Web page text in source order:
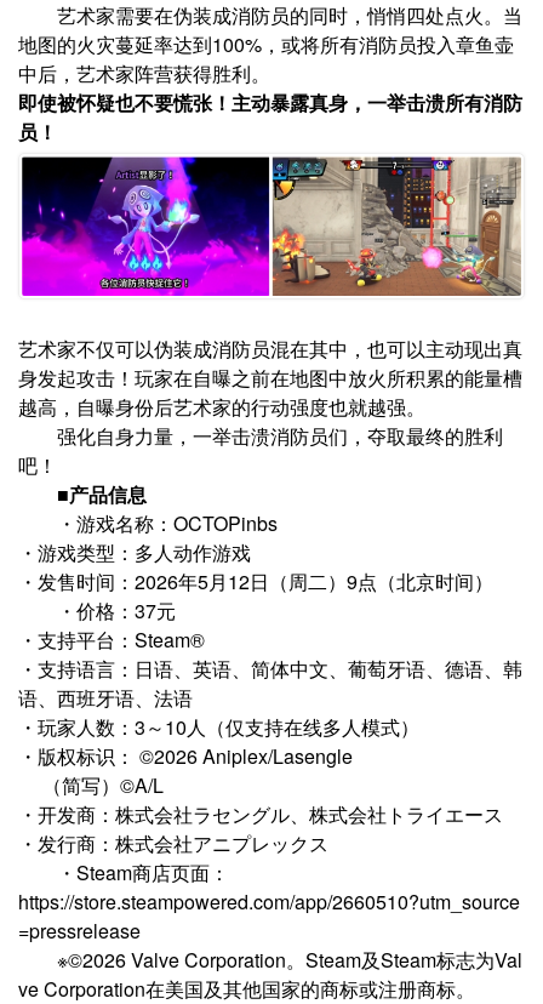
艺术家需要在伪装成消防员的同时，悄悄四处点火。当
地图的火灾蔓延率达到100%，或将所有消防员投入章鱼壶
中后，艺术家阵营获得胜利。
即使被怀疑也不要慌张！主动暴露真身，一举击溃所有消防
员！
艺术家不仅可以伪装成消防员混在其中，也可以主动现出真
身发起攻击！玩家在自曝之前在地图中放火所积累的能量槽
越高，自曝身份后艺术家的行动强度也就越强。
强化自身力量，一举击溃消防员们，夺取最终的胜利
吧！
■产品信息
・游戏名称：OCTOPinbs
・游戏类型：多人动作游戏
・发售时间：2026年5月12日（周二）9点（北京时间）
・价格：37元
・支持平台：Steam®
・支持语言：日语、英语、简体中文、葡萄牙语、德语、韩
语、西班牙语、法语
・玩家人数：3～10人（仅支持在线多人模式）
・版权标识： ©2026 Aniplex/Lasengle
（简写）©A/L
・开发商：株式会社ラセングル、株式会社トライエース
・发行商：株式会社アニプレックス
・Steam商店页面：
https://store.steampowered.com/app/2660510?utm_source
=pressrelease
※©2026 Valve Corporation。Steam及Steam标志为Val
ve Corporation在美国及其他国家的商标或注册商标。